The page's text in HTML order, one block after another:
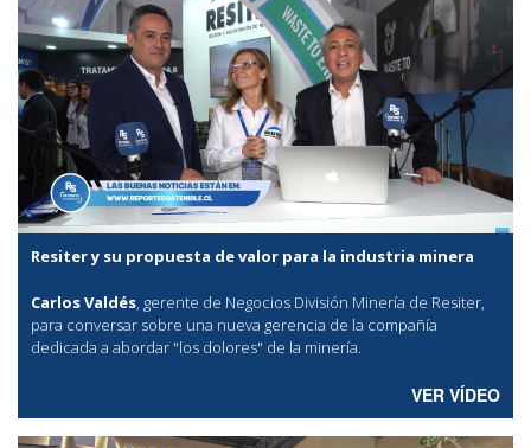
Resiter y su propuesta de valor para la industria minera
Carlos Valdés, gerente de Negocios División Minería de Resiter,
para conversar sobre una nueva gerencia de la compañía
dedicada a abordar "los dolores" de la minería.
VER VÍDEO